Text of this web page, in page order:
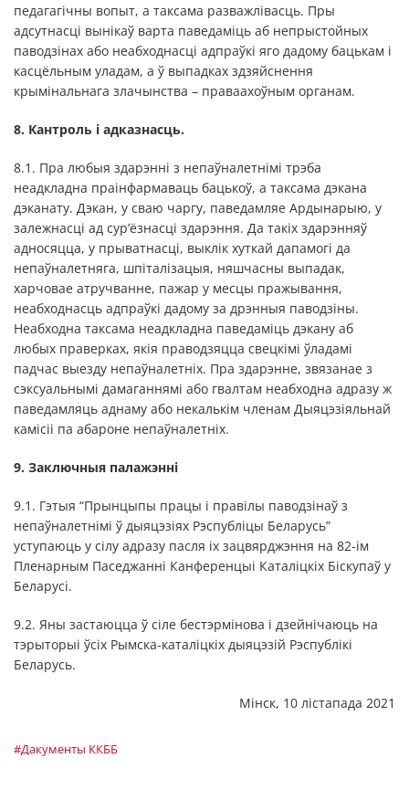
педагагічны вопыт, а таксама разважлівасць. Пры
адсутнасці вынікаў варта паведаміць аб непрыстойных
паводзінах або неабходнасці адпраўкі яго дадому бацькам і
касцёльным уладам, а ў выпадках здзяйснення
крымінальнага злачынства – праваахоўным органам.
8. Кантроль і адказнасць.
8.1. Пра любыя здарэнні з непаўналетнімі трэба
неадкладна праінфармаваць бацькоў, а таксама дэкана
дэканату. Дэкан, у сваю чаргу, паведамляе Ардынарыю, у
залежнасці ад сур’ёзнасці здарэння. Да такіх здарэнняў
адносяцца, у прыватнасці, выклік хуткай дапамогі да
непаўналетняга, шпіталізацыя, няшчасны выпадак,
харчовае атручванне, пажар у месцы пражывання,
неабходнасць адпраўкі дадому за дрэнныя паводзіны.
Неабходна таксама неадкладна паведаміць дэкану аб
любых праверках, якія праводзяцца свецкімі ўладамі
падчас выезду непаўналетніх. Пра здарэнне, звязанае з
сэксуальнымі дамаганнямі або гвалтам неабходна адразу ж
паведамляць аднаму або некалькім членам Дыяцэзіяльнай
камісіі па абароне непаўналетніх.
9. Заключныя палажэнні
9.1. Гэтыя “Прынцыпы працы і правілы паводзінаў з
непаўналетнімі ў дыяцэзіях Рэспубліцы Беларусь”
уступаюць у сілу адразу пасля іх зацвярджэння на 82-ім
Пленарным Паседжанні Канференцыі Каталіцкіх Біскупаў у
Беларусі.
9.2. Яны застаюцца ў сіле бестэрмінова і дзейнічаюць на
тэрыторыі ўсіх Рымска-каталіцкіх дыяцэзій Рэспублікі
Беларусь.
Мінск, 10 лістапада 2021
#Дакументы ККББ